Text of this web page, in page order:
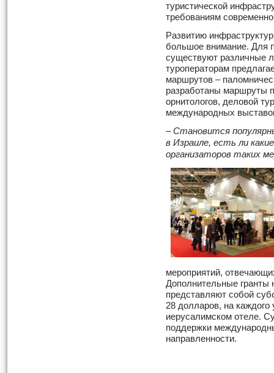
туристической
требованиям
Развитию
большое внимание. Для
существуют различные
туроператорам
маршрутов –
разработаны маршруты
орнитологов, деловой
международных
– Становится
в Израиле, есть ли
организаторов таких
мероприятий,
Дополнительные гранты
представляют собой
28 долларов, на каждого
иерусалимском отеле.
поддержки
направленности.